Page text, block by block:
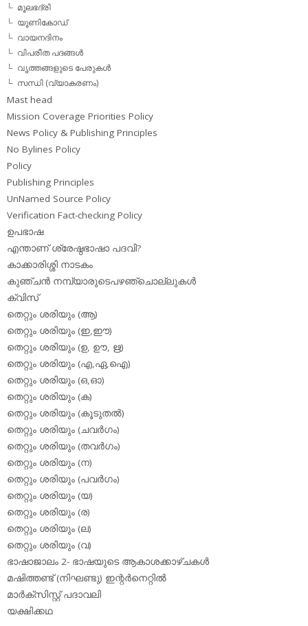
മൂലഭദ്രി
യൂണികോഡ്
വായനദിനം
വിപരീത പദങ്ങള്‍
വൃത്തങ്ങളുടെ പേരുകള്‍
സന്ധി (വ്യാകരണം)
Mast head
Mission Coverage Priorities Policy
News Policy & Publishing Principles
No Bylines Policy
Policy
Publishing Principles
UnNamed Source Policy
Verification Fact-checking Policy
ഉപഭാഷ
എന്താണ് ശ്രേഷ്ഠഭാഷാ പദവി?
കാക്കാരിശ്ശി നാടകം
കുഞ്ചന്‍ നമ്പ്യാരുടെപഴഞ്ചൊല്ലുകള്‍
ക്വിസ്
തെറ്റും ശരിയും (ആ)
തെറ്റും ശരിയും (ഇ,ഈ)
തെറ്റും ശരിയും (ഉ, ഊ, ഋ)
തെറ്റും ശരിയും (എ,ഏ,ഐ)
തെറ്റും ശരിയും (ഒ,ഓ)
തെറ്റും ശരിയും (ക)
തെറ്റും ശരിയും (കൂടുതല്‍)
തെറ്റും ശരിയും (ചവര്‍ഗം)
തെറ്റും ശരിയും (തവര്‍ഗം)
തെറ്റും ശരിയും (ന)
തെറ്റും ശരിയും (പവര്‍ഗം)
തെറ്റും ശരിയും (യ)
തെറ്റും ശരിയും (ര)
തെറ്റും ശരിയും (ല)
തെറ്റും ശരിയും (വ)
ഭാഷാജാലം 2- ഭാഷയുടെ ആകാശക്കാഴ്ചകള്‍
മഷിത്തണ്ട് (നിഘണ്ടു) ഇന്റര്‍നെറ്റില്‍
മാര്‍ക്‌സിസ്റ്റ് പദാവലി
യക്ഷിക്കഥ